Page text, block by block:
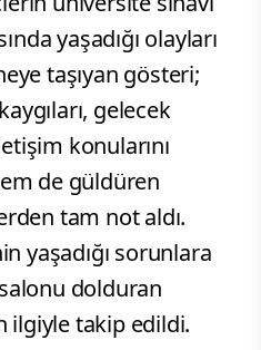
yaşadığı olayları
taşıyan gösteri;
gelecek
konularını
de güldüren
tam not aldı.
yaşadığı sorunlara
dolduran
ilgiyle takip edildi.